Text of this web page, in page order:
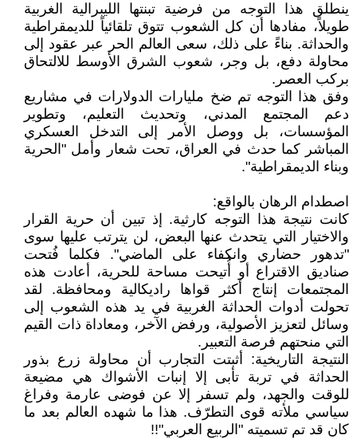
ينطلق هذا التوجه من فرضية تبنتها الليبرالية الغربية
طويلاً، مفادها أن كل الشعوب تتوق تلقائياً للديمقراطية
والحداثة. بناءً على ذلك، سعى العالم الحر عبر عقود إلى
محاولة دفع، بل وجر، شعوب الشرق الأوسط للالتحاق
بركب العصر.
وفق هذا التوجه تم ضخ مليارات الدولارات في مشاريع
دعم المجتمع المدني، وتحديث التعليم، وتطوير
المؤسسات، بل ووصل الأمر إلى التدخل العسكري
المباشر كما حدث في العراق، تحت شعار وأمل "الحرية
وبناء الديمقراطية".
اصطدام الرهان بالواقع:
كانت نتيجة هذا التوجه كارثية. إذ تبين أن حرية القرار
والاختيار التي يتحدث عنها البعض، لن يترتب عليها سوى
"تدهور حضاري وانكفاء على الماضي". فكلما فُتحت
صناديق الاقتراع أو أُتيحت مساحة للحرية، أعادت هذه
المجتمعات إنتاج أكثر قواها راديكالية ومحافظة. لقد
تحولت أدوات الحداثة الغربية في يد هذه الشعوب إلى
وسائل لتعزيز الأصولية، ورفض الآخر، ومعاداة ذات القيم
التي منحتهم فرصة التعبير.
النتيجة التاريخية: أثبتت التجارب أن محاولة زرع بذور
الحداثة في تربة تأبى إلا إنبات الأشواك هي مضيعة
للوقت والجهد، ولم تسفر إلا عن فوضى عارمة وفراغ
سياسي ملأته قوى التطرّف. هذا ما شهده العالم بعد ما
كان قد تم تسميته "الربيع العربي"!!